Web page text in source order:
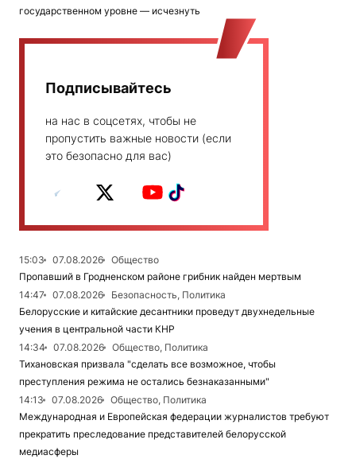
государственном уровне — исчезнуть
Подписывайтесь
на нас в соцсетях, чтобы не
пропустить важные новости (если
это безопасно для вас)
15:03 07.08.2026
Общество
Пропавший в Гродненском районе грибник найден мертвым
14:47
07.08.2026
Безопасность, Политика
Белорусские и китайские десантники проведут двухнедельные
учения в центральной части КНР
14:34
07.08.2026
Общество, Политика
Тихановская призвала "сделать все возможное, чтобы
преступления режима не остались безнаказанными"
14:13
07.08.2026
Общество, Политика
Международная и Европейская федерации журналистов требуют
прекратить преследование представителей белорусской
медиасферы